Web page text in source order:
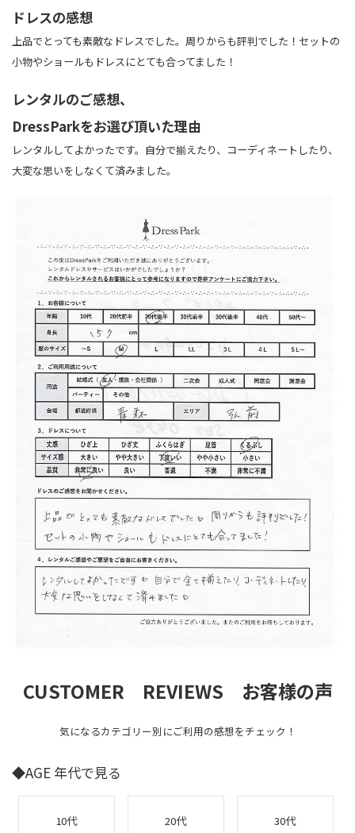
ドレスの感想
上品でとっても素敵なドレスでした。周りからも評判でした！セットの
小物やショールもドレスにとても合ってました！
レンタルのご感想、
DressParkをお選び頂いた理由
レンタルしてよかったです。自分で揃えたり、コーディネートしたり、
大変な思いをしなくて済みました。
CUSTOMER REVIEWS お客様の声
気になるカテゴリー別にご利用の感想をチェック！
◆AGE 年代で見る
10代 20代 30代